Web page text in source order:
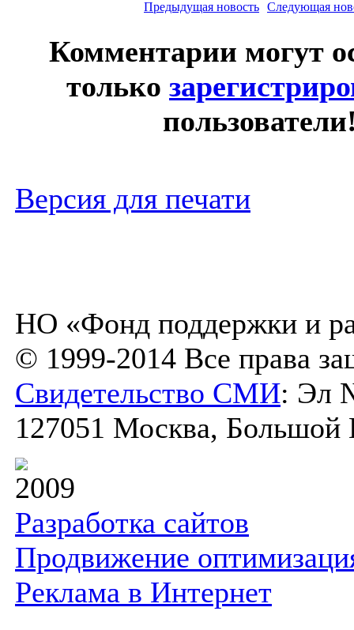
Предыдущая новость Следующая
Комментарии могут
только
Версия для печати
НО «Фонд поддержки и
© 1999-2014 Все права
Свидетельство СМИ: Эл
127051 Москва, Большой
2009
Разработка сайтов
Продвижение
Реклама в Интернет